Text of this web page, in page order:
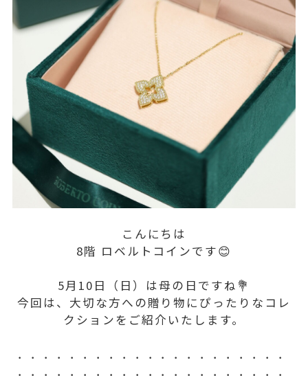
こんにちは
8階 ロベルトコインです😊
5月10日（日）は母の日ですね💐
今回は、大切な方への贈り物にぴったりなコレ
クションをご紹介いたします。
．．．．．．．．．．．．．．．．．．．．．
．．．．．．．．．．．．．．．．．．．．．